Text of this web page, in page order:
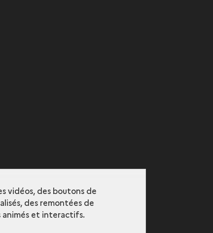
vidéos, des boutons de
des remontées de
animés et interactifs.